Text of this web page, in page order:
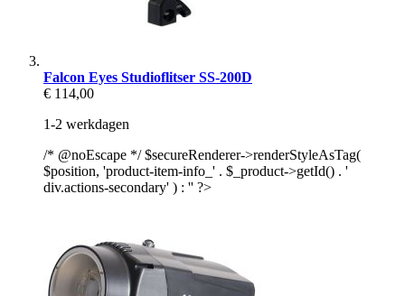
Falcon Eyes Studioflitser SS-200D
€ 114,00
1-2 werkdagen
/* @noEscape */ $secureRenderer->renderStyleAsTag(
$position, 'product-item-info_' . $_product->getId() . '
div.actions-secondary' ) : '' ?>